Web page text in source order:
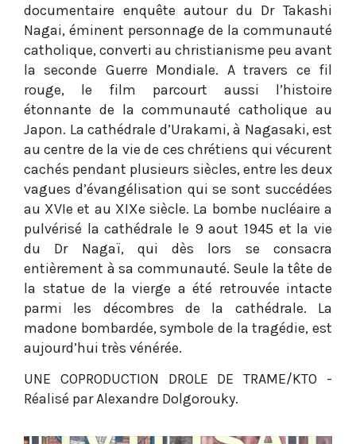
documentaire enquête autour du Dr Takashi
Nagai, éminent personnage de la communauté
catholique, converti au christianisme peu avant
la seconde Guerre Mondiale. A travers ce fil
rouge, le film parcourt aussi l’histoire
étonnante de la communauté catholique au
Japon. La cathédrale d’Urakami, à Nagasaki, est
au centre de la vie de ces chrétiens qui vécurent
cachés pendant plusieurs siècles, entre les deux
vagues d’évangélisation qui se sont succédées
au XVIe et au XIXe siècle. La bombe nucléaire a
pulvérisé la cathédrale le 9 aout 1945 et la vie
du Dr Nagaï, qui dès lors se consacra
entièrement à sa communauté. Seule la tête de
la statue de la vierge a été retrouvée intacte
parmi les décombres de la cathédrale. La
madone bombardée, symbole de la tragédie, est
aujourd’hui très vénérée.
UNE COPRODUCTION DROLE DE TRAME/KTO -
Réalisé par Alexandre Dolgorouky.